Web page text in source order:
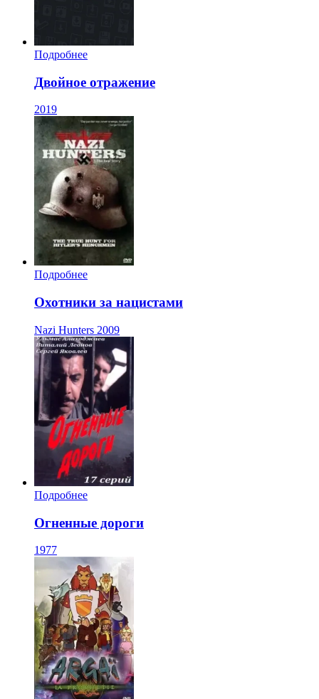
Подробнее
Двойное отражение
2019
Подробнее
Охотники за нацистами
Nazi Hunters 2009
Подробнее
Огненные дороги
1977